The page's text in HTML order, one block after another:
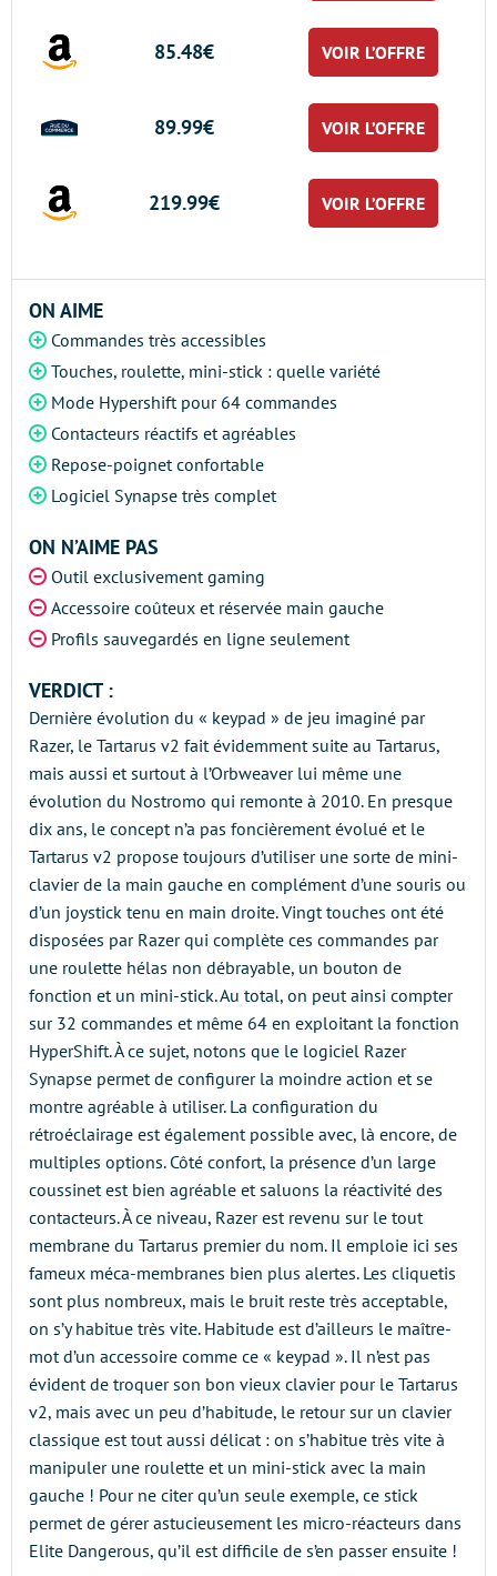
85.48€ VOIR L’OFFRE
89.99€ VOIR L’OFFRE
219.99€ VOIR L’OFFRE
ON AIME
Commandes très accessibles
Touches, roulette, mini-stick : quelle variété
Mode Hypershift pour 64 commandes
Contacteurs réactifs et agréables
Repose-poignet confortable
Logiciel Synapse très complet
ON N’AIME PAS
Outil exclusivement gaming
Accessoire coûteux et réservée main gauche
Profils sauvegardés en ligne seulement
VERDICT :
Dernière évolution du « keypad » de jeu imaginé par
Razer, le Tartarus v2 fait évidemment suite au Tartarus,
mais aussi et surtout à l’Orbweaver lui même une
évolution du Nostromo qui remonte à 2010. En presque
dix ans, le concept n’a pas foncièrement évolué et le
Tartarus v2 propose toujours d’utiliser une sorte de mini-
clavier de la main gauche en complément d’une souris ou
d’un joystick tenu en main droite. Vingt touches ont été
disposées par Razer qui complète ces commandes par
une roulette hélas non débrayable, un bouton de
fonction et un mini-stick. Au total, on peut ainsi compter
sur 32 commandes et même 64 en exploitant la fonction
HyperShift. À ce sujet, notons que le logiciel Razer
Synapse permet de configurer la moindre action et se
montre agréable à utiliser. La configuration du
rétroéclairage est également possible avec, là encore, de
multiples options. Côté confort, la présence d’un large
coussinet est bien agréable et saluons la réactivité des
contacteurs. À ce niveau, Razer est revenu sur le tout
membrane du Tartarus premier du nom. Il emploie ici ses
fameux méca-membranes bien plus alertes. Les cliquetis
sont plus nombreux, mais le bruit reste très acceptable,
on s’y habitue très vite. Habitude est d’ailleurs le maître-
mot d’un accessoire comme ce « keypad ». Il n’est pas
évident de troquer son bon vieux clavier pour le Tartarus
v2, mais avec un peu d’habitude, le retour sur un clavier
classique est tout aussi délicat : on s’habitue très vite à
manipuler une roulette et un mini-stick avec la main
gauche ! Pour ne citer qu’un seule exemple, ce stick
permet de gérer astucieusement les micro-réacteurs dans
Elite Dangerous, qu’il est difficile de s’en passer ensuite !